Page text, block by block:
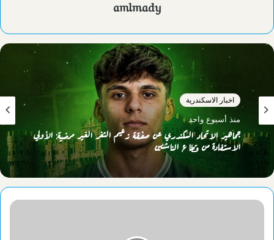
amlmady
اخبار الاسكندرية
منذ أسبوع واحد
جماهير الاتحاد السكندري عن صفقة زعيم الثغر الغير مرضية: الأولي
الاستفادة من قطاع الناشئين